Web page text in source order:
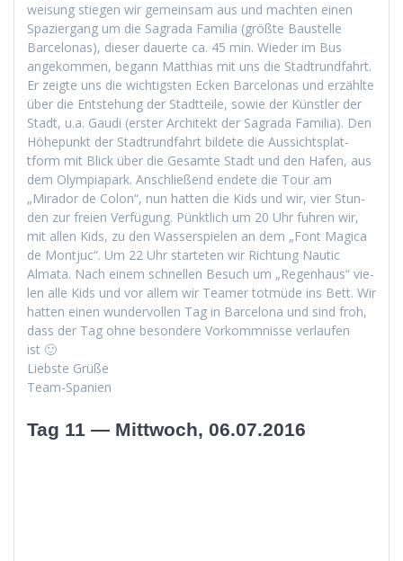
weisung stiegen wir gemein­sam aus und macht­en einen
Spazier­gang um die Sagra­da Famil­ia (größte Baustelle
Barcelonas), dieser dauerte ca. 45 min. Wieder im Bus
angekom­men, begann Matthias mit uns die Stadtrund­fahrt.
Er zeigte uns die wichtig­sten Eck­en Barcelonas und erzählte
über die Entste­hung der Stadt­teile, sowie der Kün­stler der
Stadt, u.a. Gau­di (erster Architekt der Sagra­da Famil­ia). Den
Höhep­unkt der Stadtrund­fahrt bildete die Aus­sicht­splat­
tform mit Blick über die Gesamte Stadt und den Hafen, aus
dem Olympia­park. Anschließend endete die Tour am
„Mirador de Colon“, nun hat­ten die Kids und wir, vier Stun­
den zur freien Ver­fü­gung. Pünk­tlich um 20 Uhr fuhren wir,
mit allen Kids, zu den Wasser­spie­len an dem „Font Mag­i­ca
de Mon­tjuc“. Um 22 Uhr starteten wir Rich­tung Nau­tic
Alma­ta. Nach einem schnellen Besuch um „Regen­haus“ vie­
len alle Kids und vor allem wir Team­er tot­müde ins Bett. Wir
hat­ten einen wun­der­vollen Tag in Barcelona und sind froh,
dass der Tag ohne beson­dere Vorkomm­nisse ver­laufen
ist 🙂
Lieb­ste Grüße
Team-Spanien
Tag 11 — Mittwoch, 06.07.2016